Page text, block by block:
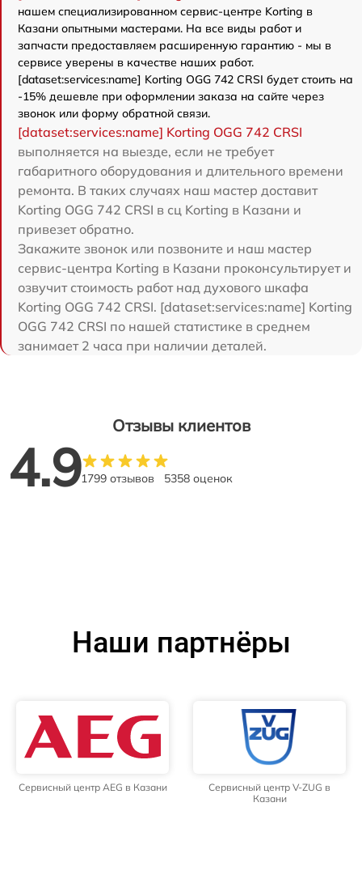
нашем специализированном сервис-центре Korting в
Казани опытными мастерами. На все виды работ и
запчасти предоставляем расширенную гарантию - мы в
сервисе уверены в качестве наших работ.
[dataset:services:name] Korting OGG 742 CRSI будет стоить на
-15% дешевле при оформлении заказа на сайте через
звонок или форму обратной связи.
[dataset:services:name] Korting OGG 742 CRSI
выполняется на выезде, если не требует
габаритного оборудования и длительного времени
ремонта. В таких случаях наш мастер доставит
Korting OGG 742 CRSI в сц Korting в Казани и
привезет обратно.
Закажите звонок или позвоните и наш мастер
сервис-центра Korting в Казани проконсультирует и
озвучит стоимость работ над духового шкафа
Korting OGG 742 CRSI. [dataset:services:name] Korting
OGG 742 CRSI по нашей статистике в среднем
занимает 2 часа при наличии деталей.
Отзывы клиентов
4.91799 отзывов 5358 оценок
Наши партнёры
Сервисный центр AEG в Казани
Сервисный центр V-ZUG в
Казани